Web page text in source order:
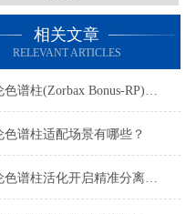
相关文章
RELEVANT ARTICLES
安捷伦色谱柱(Zorbax Bonus-RP)：难分离碱性化合物的峰形利器
色谱柱适配场景有哪些？
安捷伦色谱柱活化开启精准分离的关键序章